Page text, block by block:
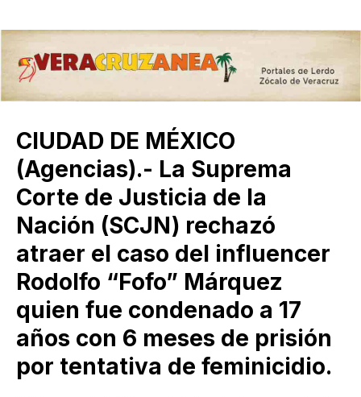
CIUDAD DE MÉXICO
(Agencias).- La Suprema
Corte de Justicia de la
Nación (SCJN) rechazó
atraer el caso del influencer
Rodolfo “Fofo” Márquez
quien fue condenado a 17
años con 6 meses de prisión
por tentativa de feminicidio.